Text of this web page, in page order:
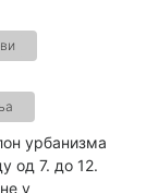
урбанизма
од 7. до 12.
у